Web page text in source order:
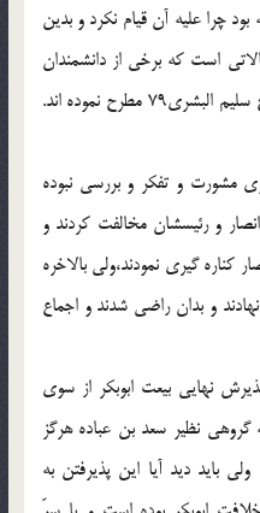
چرا عليه آن قيام نكرد و بدين
است كه برخى از دانشمندان
سنّى نظير ابن حجر هيتمى78 و نيز شيخ سليم البشرى79 مطرح نموده اند.
مشورت و تفكر و بررسى نبوده
و رئيسشان مخالفت كردند و
كناره گيرى نمودند،ولى بالاخره
و بدان راضى شدند و اجماع
نهايى بيعت ابوبكر از سوى
گروهى نظير سعد بن عباده هرگز
بايد ديد آيا اين پذيرفتن به